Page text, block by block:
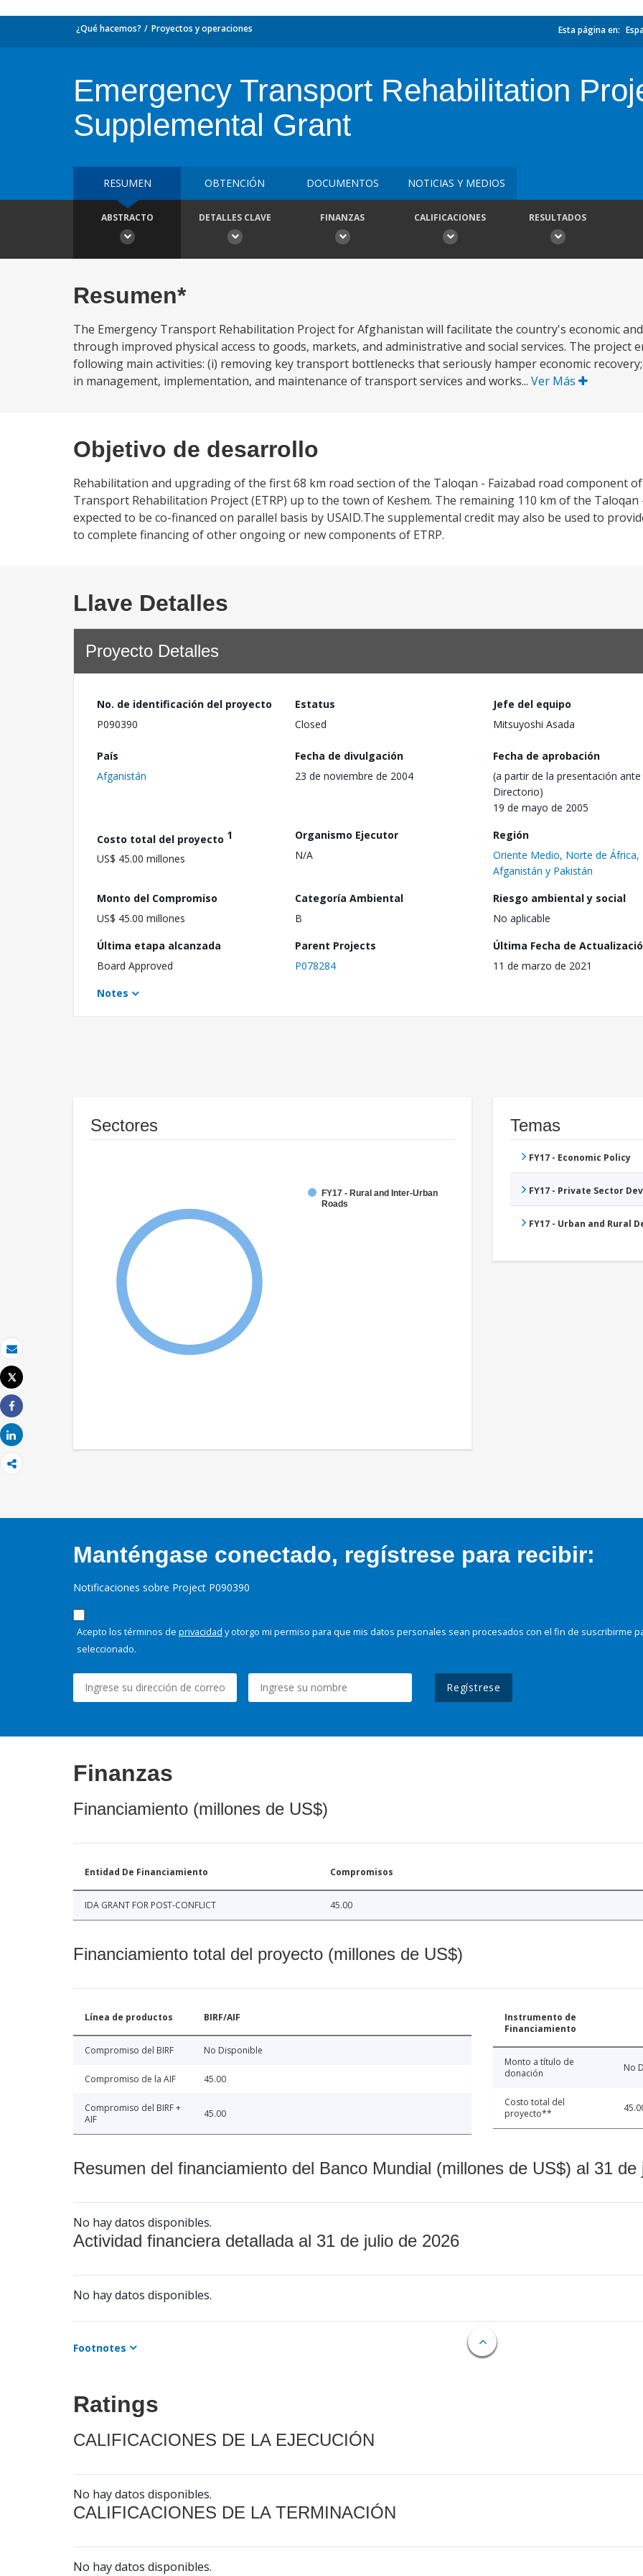
Correo electrónico
Imprimir
Tweet
Share
Share
¿Qué hacemos? Proyectos y operaciones Esta página en:
Emergency Transport Rehabilitation
Supplemental Grant
RESUMEN OBTENCIÓN DOCUMENTOS NOTICIAS Y MEDIOS
ABSTRACTO DETALLES CLAVE FINANZAS CALIFICACIONES RESULTADOS
Resumen*
The Emergency Transport Rehabilitation Project for Afghanistan will facilitate the country's economic
through improved physical access to goods, markets, and administrative and social services. The project
following main activities: (i) removing key transport bottlenecks that seriously hamper economic
in management, implementation, and maintenance of transport services and works... Ver Más
Objetivo de desarrollo
Rehabilitation and upgrading of the first 68 km road section of the Taloqan - Faizabad road component
Transport Rehabilitation Project (ETRP) up to the town of Keshem. The remaining 110 km of the Taloqan
expected to be co-financed on parallel basis by USAID.The supplemental credit may also be used to
to complete financing of other ongoing or new components of ETRP.
Llave Detalles
Proyecto Detalles
No. de identificación del proyecto
P090390
Estatus
Closed
Jefe del equipo
Mitsuyoshi Asada
País
Afganistán
Fecha de divulgación
23 de noviembre de 2004
Fecha de aprobación
(a partir de la presentación ante
Directorio)
19 de mayo de 2005
Costo total del proyecto 1
US$ 45.00 millones
Organismo Ejecutor
N/A
Región
Oriente Medio, Norte de África,
Afganistán y Pakistán
Monto del Compromiso
US$ 45.00 millones
Categoría Ambiental
B
Riesgo ambiental y social
No aplicable
Última etapa alcanzada
Board Approved
Parent Projects
P078284
Última Fecha de
11 de marzo de 2021
Notes
Sectores
FY17 - Rural and Inter-Urban
Roads
Temas
FY17 - Economic Policy
FY17 - Private Sector
FY17 - Urban and Rural
Manténgase conectado, regístrese para recibir:
Notificaciones sobre Project P090390
Acepto los términos de privacidad y otorgo mi permiso para que mis datos personales sean procesados con el fin de suscribirme
seleccionado.
Regístrese
Finanzas
Financiamiento (millones de US$)
Entidad De Financiamiento Compromisos
IDA GRANT FOR POST-CONFLICT 45.00
Financiamiento total del proyecto (millones de US$)
Línea de productos BIRF/AIF
Compromiso del BIRF No Disponible
Compromiso de la AIF 45.00
Compromiso del BIRF +
AIF
45.00
Instrumento de
Financiamiento
Monto a título de
donación
No
Costo total del
proyecto**
Resumen del financiamiento del Banco Mundial (millones de US$) al 31 de
No hay datos disponibles.
Actividad financiera detallada al 31 de julio de 2026
No hay datos disponibles.
Footnotes
Ratings
CALIFICACIONES DE LA EJECUCIÓN
No hay datos disponibles.
CALIFICACIONES DE LA TERMINACIÓN
No hay datos disponibles.